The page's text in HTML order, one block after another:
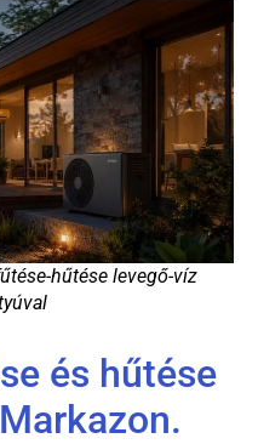
hűtése levegő-víz
és hűtése